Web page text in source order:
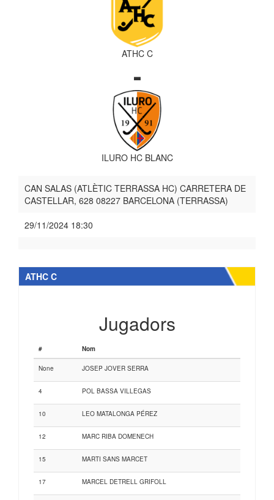
ATHC C
-
ILURO HC BLANC
CAN SALAS (ATLÈTIC TERRASSA HC) CARRETERA DE
CASTELLAR, 628 08227 BARCELONA (TERRASSA)
29/11/2024 18:30
ATHC C
Jugadors
# Nom
None JOSEP JOVER SERRA
4 POL BASSA VILLEGAS
10 LEO MATALONGA PÉREZ
12 MARC RIBA DOMENECH
15 MARTI SANS MARCET
17 MARCEL DETRELL GRIFOLL